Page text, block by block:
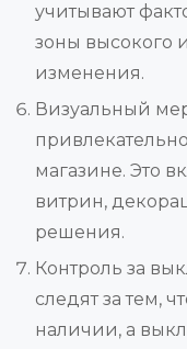
учитывают
зоны высокого
изменения.
Визуальный
магазине. Это
витрин,
решения.
Контроль за
следят за тем,
наличии, а